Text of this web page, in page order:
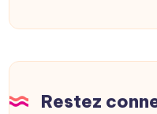
Restez